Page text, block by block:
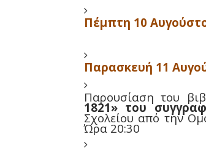
Πέμπτη 10
Παρασκευή 11
Παρουσίαση του
1821» του
Σχολείου από την
Ώρα 20:30